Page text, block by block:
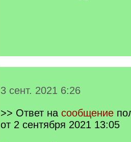
3 сент. 2021 6:26
>> Ответ на сообщение
от 2 сентября 2021 13:05